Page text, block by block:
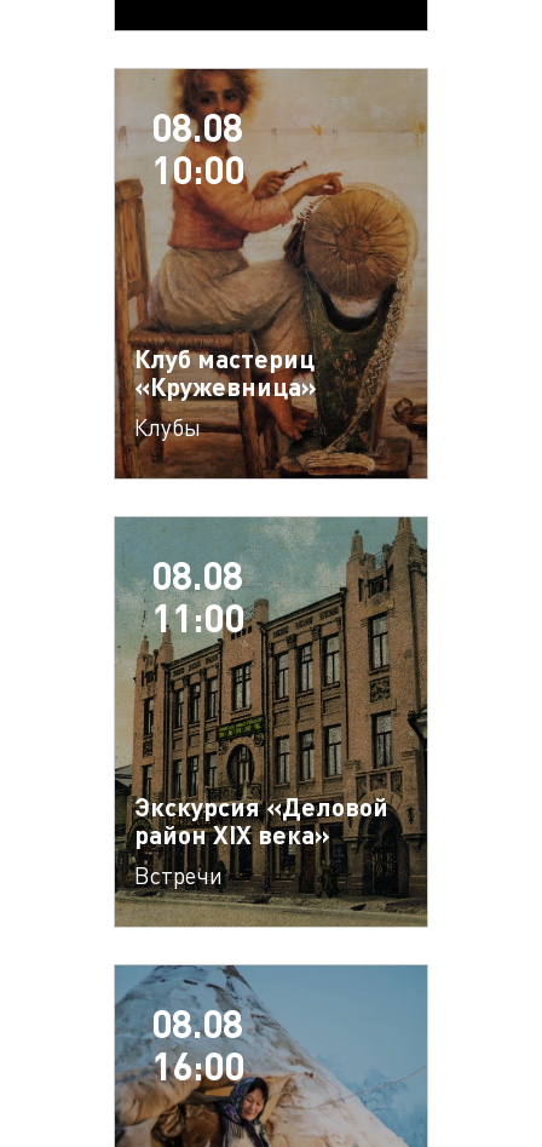
08.08
10:00
Клуб мастериц
«Кружевница»
Клубы
08.08
11:00
Экскурсия «Деловой
район XIX века»
Встречи
08.08
16:00